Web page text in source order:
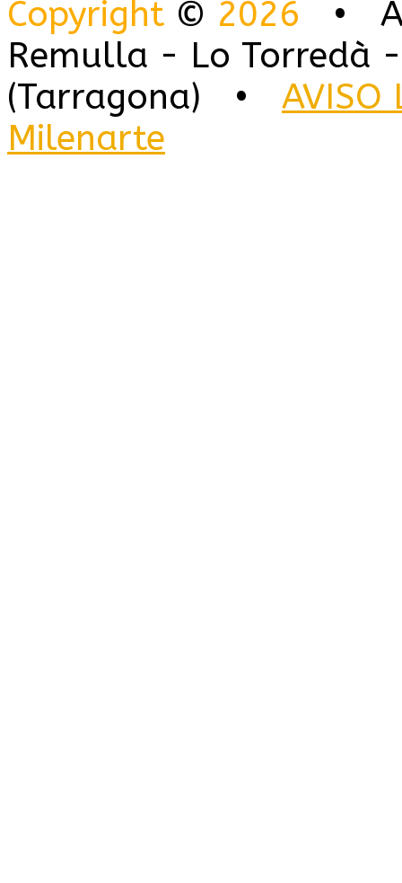
Copyright © 2026 •
Remulla - Lo Torredà
(Tarragona) • AVISO
Milenarte